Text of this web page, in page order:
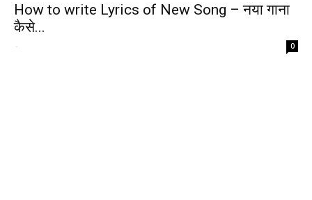
How to write Lyrics of New Song – नया गाना
कैसे...
- 0